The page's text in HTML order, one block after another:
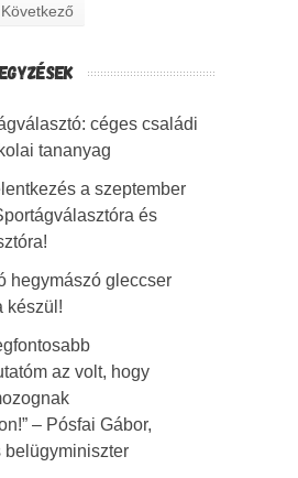
Következő
céges családi
tananyag
a szeptember
és
hegymászó gleccser
készül!
az volt, hogy
– Pósfai Gábor,
belügyminiszter